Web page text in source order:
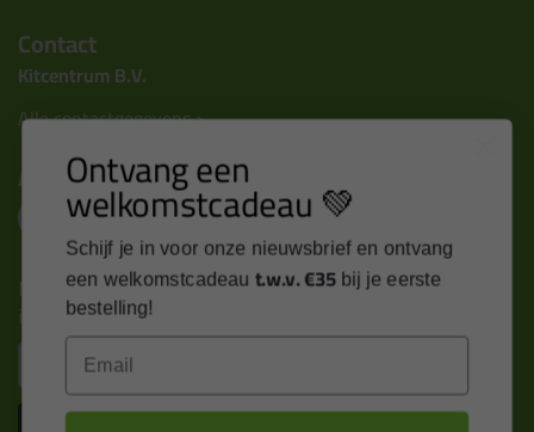
Contact
Kitcentrum B.V.
Alle contactgegevens >
Altijd op de hoogte blijven?
Nieuws, tips en exclusieve deals rechtstreeks in je
inbox
Ontvang een
welkomstcadeau 💚
Schijf je in voor onze nieuwsbrief en ontvang
een welkomstcadeau t.w.v. €35 bij je eerste
bestelling!